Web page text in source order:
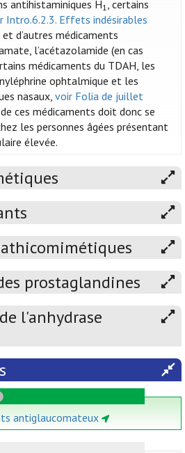
antihistaminiques H1, certains
Intro.6.2.3. Effets indésirables
et d’autres médicaments
l’acétazolamide (en cas
médicaments du TDAH, les
ophtalmique et les
nasaux,voir Folia de juillet
ces médicaments doit donc se
les personnes âgées présentant
élevée.
prostaglandines
l'anhydrase
antiglaucomateux